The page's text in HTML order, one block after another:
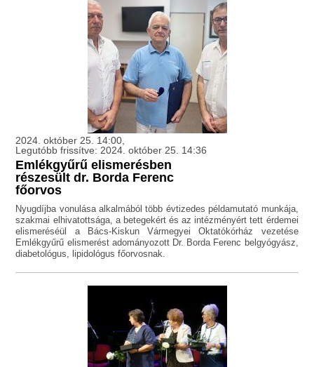
2024. október 25. 14:00,
Legutóbb frissítve: 2024. október 25. 14:36
Emlékgyűrű elismerésben
részesült dr. Borda Ferenc
főorvos
Nyugdíjba vonulása alkalmából több évtizedes példamutató munkája,
szakmai elhivatottsága, a betegekért és az intézményért tett érdemei
elismeréséül a Bács-Kiskun Vármegyei Oktatókórház vezetése
Emlékgyűrű elismerést adományozott Dr. Borda Ferenc belgyógyász,
diabetológus, lipidológus főorvosnak.